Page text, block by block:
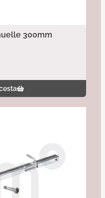
300mm